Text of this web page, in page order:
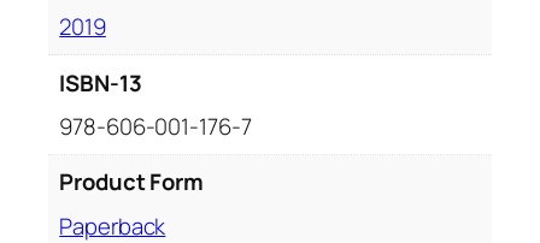
2019
ISBN-13
978-606-001-176-7
Product Form
Paperback